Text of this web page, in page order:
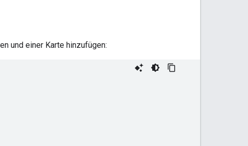
und einer Karte hinzufügen: